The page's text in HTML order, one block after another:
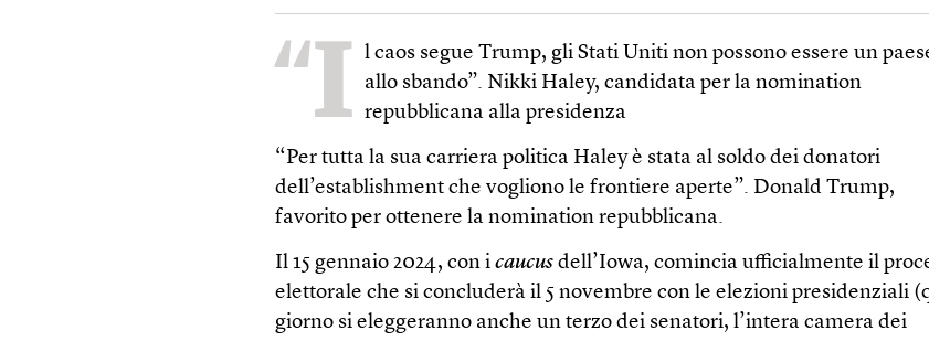
“I l caos segue Trump, gli Stati Uniti non possono essere un
allo sbando”. Nikki Haley, candidata per la nomination
repubblicana alla presidenza
“Per tutta la sua carriera politica Haley è stata al soldo dei donatori
dell’establishment che vogliono le frontiere aperte”. Donald Trump,
favorito per ottenere la nomination repubblicana.
Il 15 gennaio 2024, con icaucus dell’Iowa, comincia ufficialmente il
elettorale che si concluderà il 5 novembre con le elezioni presidenziali
giorno si eleggeranno anche un terzo dei senatori, l’intera camera dei